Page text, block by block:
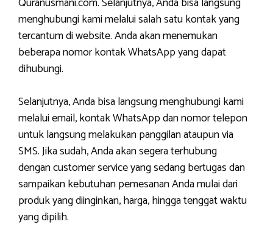
menghubungi kami melalui salah satu kontak yang
tercantum di website. Anda akan menemukan
beberapa nomor kontak WhatsApp yang dapat
dihubungi.
Selanjutnya, Anda bisa langsung menghubungi kami
melalui email, kontak WhatsApp dan nomor telepon
untuk langsung melakukan panggilan ataupun via
SMS. Jika sudah, Anda akan segera terhubung
dengan customer service yang sedang bertugas dan
sampaikan kebutuhan pemesanan Anda mulai dari
produk yang diinginkan, harga, hingga tenggat waktu
yang dipilih.